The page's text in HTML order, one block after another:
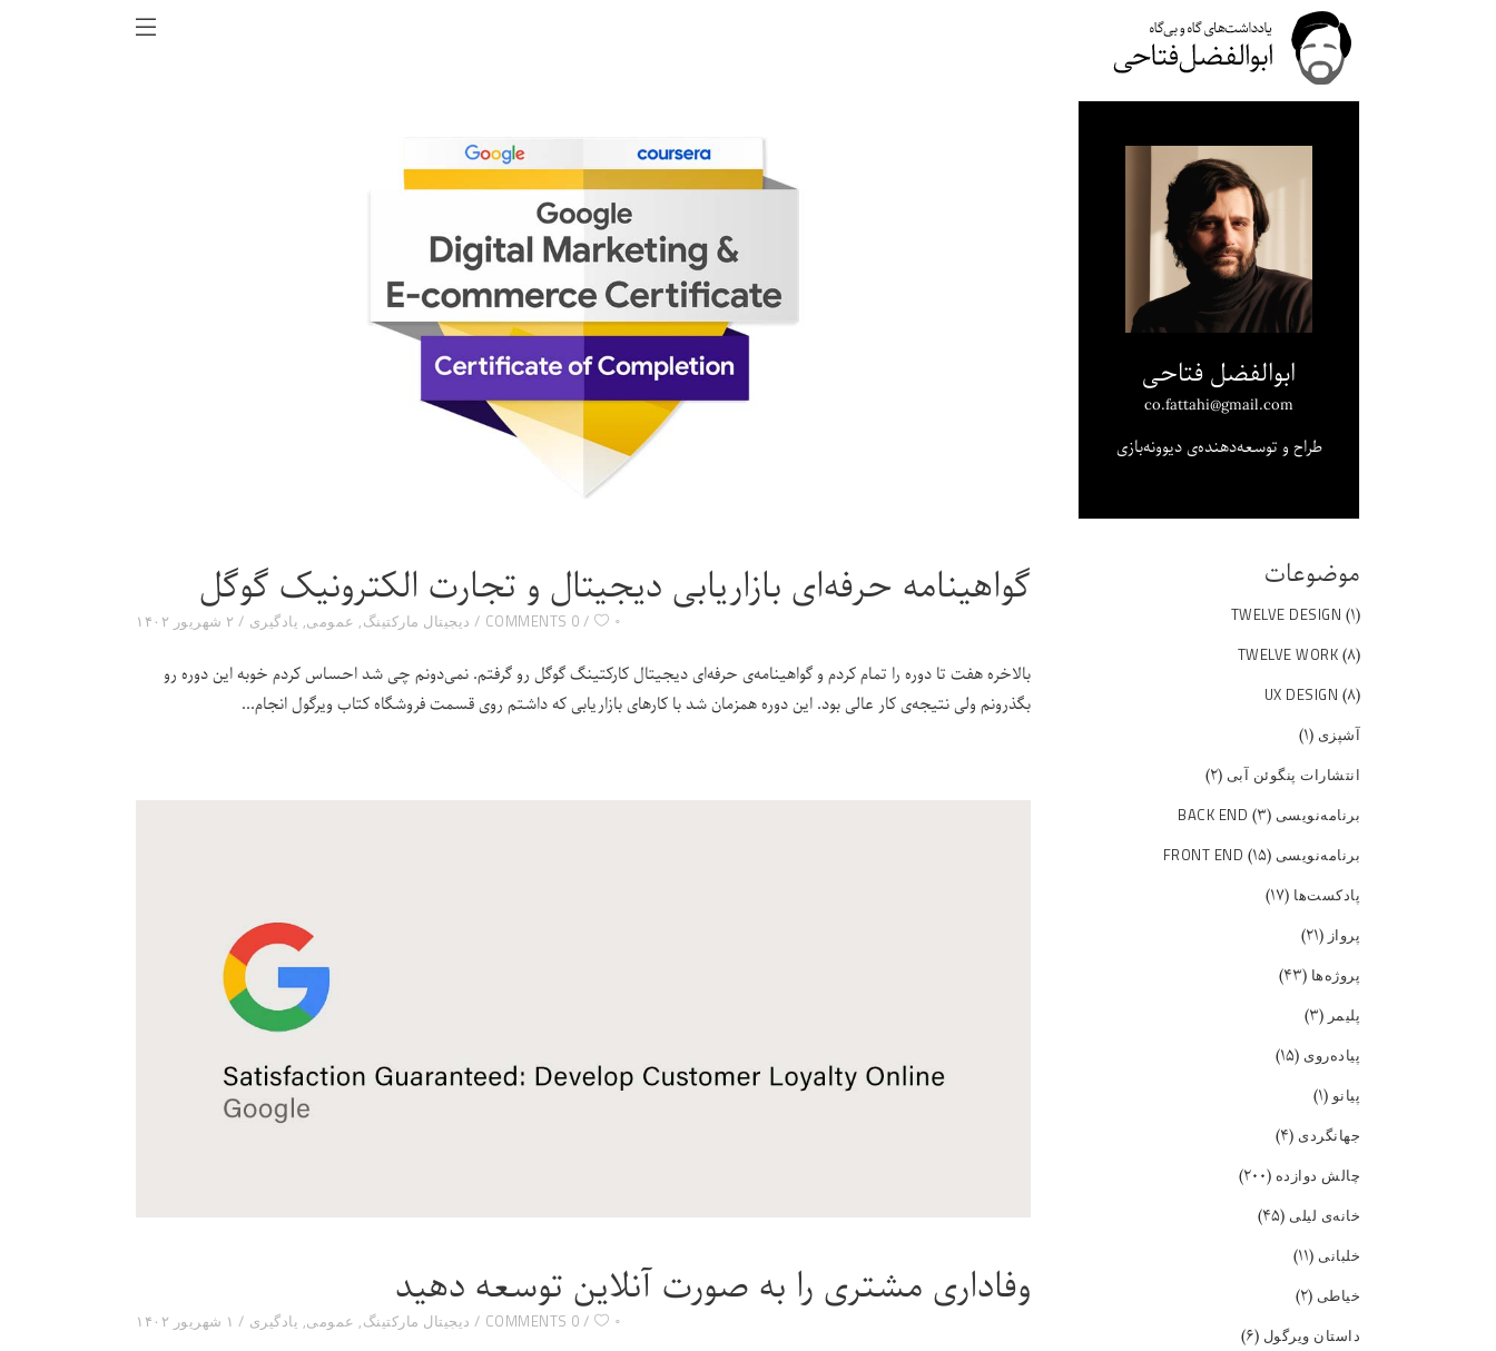
گواهینامه حرفه‌ای بازاریابی دیجیتال و تجارت الکترونیک گوگل
۲ شهریور ۱۴۰۲ دیجیتال مارکتینگ, عمومی, یادگیری 0 COMMENTS ۰
بالاخره هفت تا دوره را تمام کردم و گواهینامه‌ی حرفه‌ای دیجیتال کارکتینگ گوگل رو گرفتم. نمی‌دونم چی‌ شد احساس کردم خوبه این دوره رو
بگذرونم ولی نتیجه‌ی کار عالی بود. این دوره همزمان شد با کارهای بازاریابی که داشتم روی قسمت فروشگاه کتاب ویرگول انجام
وفاداری مشتری را به صورت آنلاین توسعه دهید
۱ شهریور ۱۴۰۲ دیجیتال مارکتینگ, عمومی, یادگیری 0 COMMENTS ۰
ابوالفضل فتاحی
co.fattahi@gmail.com
طراح و توسعه‌دهنده‌ی دیوونه‌بازی
موضوعات
TWELVE DESIGN (۱)
TWELVE WORK (۸)
UX DESIGN (۸)
آشپزی (۱)
انتشارات پنگوئن آبی (۲)
برنامه‌نویسی BACK END (۳)
برنامه‌نویسی FRONT END (۱۵)
پادکست‌ها (۱۷)
پرواز(۲۱)
پروژه‌ها (۴۳)
پلیمر(۳)
پیاده‌روی (۱۵)
پیانو(۱)
جهانگردی (۴)
چالش دوازده (۲۰۰)
خانه‌ی لیلی (۴۵)
خلبانی (۱۱)
خیاطی (۲)
داستان ویرگول (۶)